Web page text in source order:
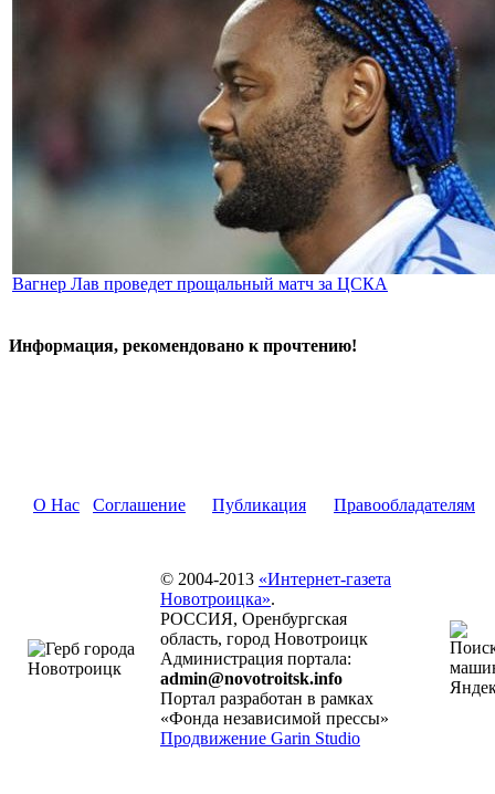
Вагнер Лав проведет прощальный матч за ЦСКА
Информация, рекомендовано к прочтению!
О Нас Соглашение Публикация Правообладателям
© 2004-2013 «Интернет-газета
Новотроицка».
РОССИЯ, Оренбургская
область, город Новотроицк
Администрация портала:
admin@novotroitsk.info
Портал разработан в рамках
«Фонда независимой прессы»
Продвижение Garin Studio